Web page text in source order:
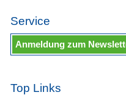
Service
Anmeldung zum
Top Links